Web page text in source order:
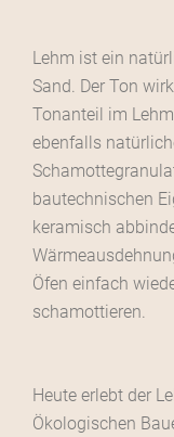
Lehm ist ein
Sand. Der Ton
Tonanteil im
ebenfalls
bautechnischen
keramisch
Öfen einfach
schamottieren.
Heute erlebt der
Ökologischen